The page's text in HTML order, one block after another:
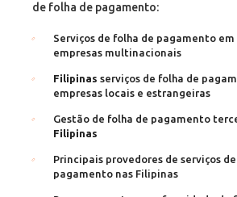
de folha de pagamento:
Serviços de folha de pagamento em
empresas multinacionais
Filipinas serviços de folha de
empresas locais e estrangeiras
Gestão de folha de pagamento
Filipinas
Principais provedores de serviços
pagamento nas Filipinas